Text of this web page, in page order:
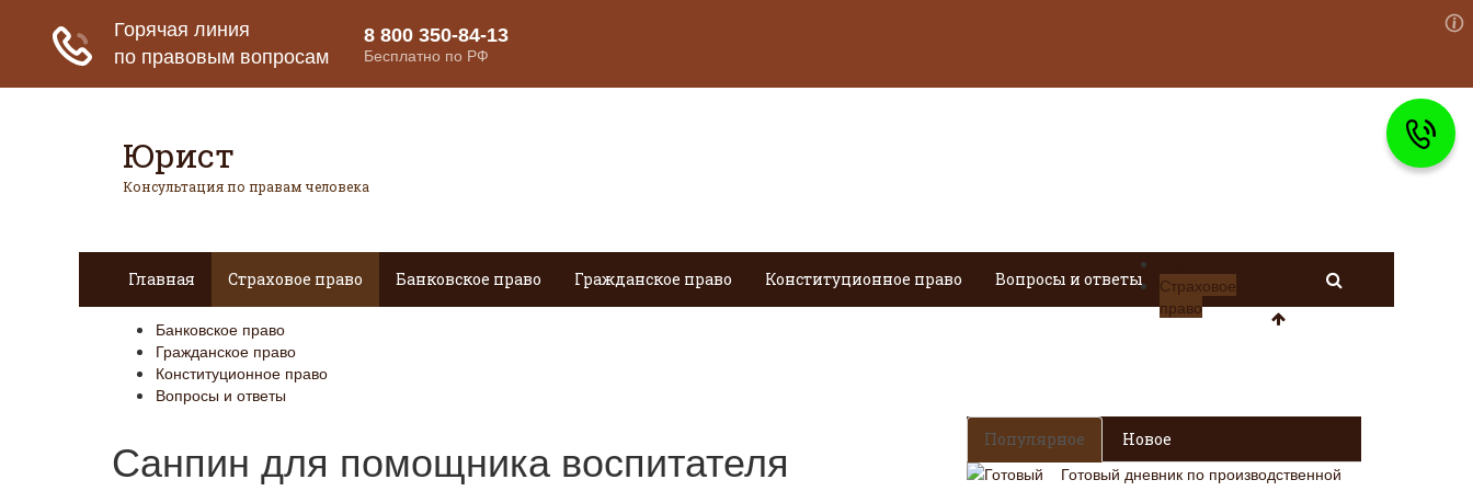
Юрист
Консультация по правам человека
Главная Страховое право Банковское право Гражданское право Конституционное право Вопросы и ответы
Страховое
право
Банковское право
Гражданское право
Конституционное право
Вопросы и ответы
Санпин для помощника воспитателя Популярное Новое
Готовый дневник по производственной